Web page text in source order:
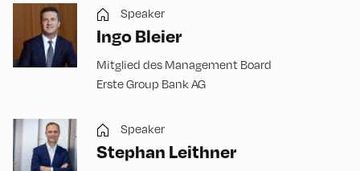
Speaker
Ingo Bleier
Mitglied des Management Board
Erste Group Bank AG
Speaker
Stephan Leithner